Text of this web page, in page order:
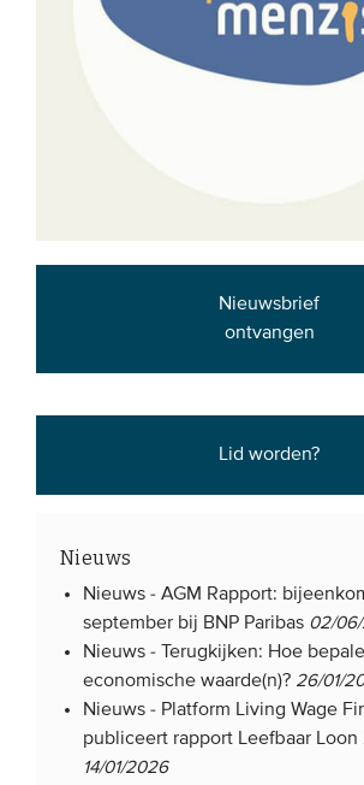
Nieuwsbrief
ontvangen
Lid worden?
Nieuws
Nieuws -AGM Rapport:
september bij BNP Paribas 02/
Nieuws -
Terugkijken: Hoe
economische waarde(n)? 26/01/
Nieuws - Platform Living Wage
publiceert rapport Leefbaar Loon
14/01/2026